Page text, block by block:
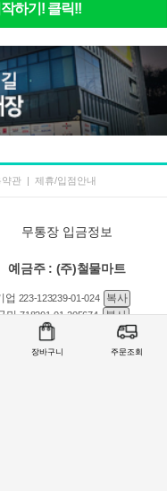
장바구니 주문조회
하기! 클릭!!
약관 | 제휴/입점안내
무통장 입금정보
예금주 : (주)철물마트
업 223-123239-01-024
복사
민718201-01-205674
복사
301-0168-3882-11 복사